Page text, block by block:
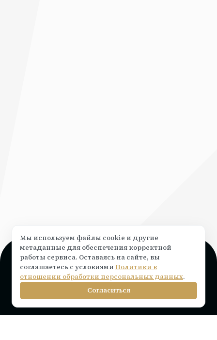
Поддержка и консультация
Чат на сайте ⟶написать
info@rocketr.ru
Telegram-канал
Мы используем файлы cookie и другие
метаданные для обеспечения корректной
работы сервиса. Оставаясь на сайте, вы
соглашаетесь с условиями Политики в
отношении обработки персональных данных.
Согласиться